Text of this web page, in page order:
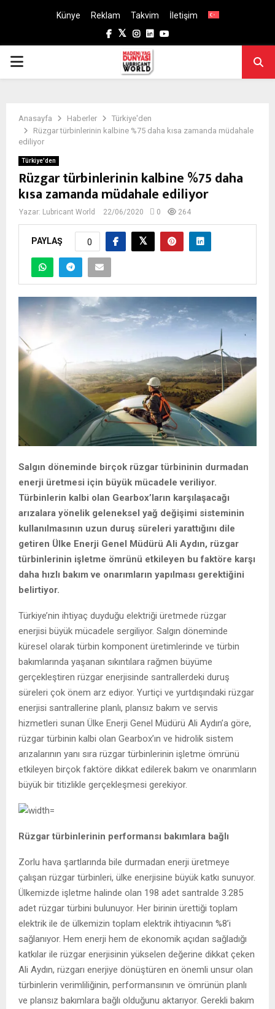
Künye Reklam Takvim
İletişim
Facebook
TwitterInstagram
LinkedinYoutube
PRIMARY
Anasayfa Haberler
Türkiye'den
Rüzgar türbinlerinin kalbine %75 daha kısa zamanda müdahale
ediliyor
Türkiye'den
Rüzgar türbinlerinin kalbine %75 daha
kısa zamanda müdahale ediliyor
Yazar: Lubricant World 22/06/2020 0 264
PAYLAŞ 0
Salgın döneminde birçok rüzgar türbininin durmadan
enerji üretmesi için büyük mücadele veriliyor.
Türbinlerin kalbi olan Gearbox’ların karşılaşacağı
arızalara yönelik geleneksel yağ değişimi sisteminin
kullanılmasının uzun duruş süreleri yarattığını dile
getiren Ülke Enerji Genel Müdürü Ali Aydın, rüzgar
türbinlerinin işletme ömrünü etkileyen bu faktöre karşı
daha hızlı bakım ve onarımların yapılması gerektiğini
belirtiyor.
Türkiye’nin ihtiyaç duyduğu elektriği üretmede rüzgar
enerjisi büyük mücadele sergiliyor. Salgın döneminde
küresel olarak türbin komponent üretimlerinde ve türbin
bakımlarında yaşanan sıkıntılara rağmen büyüme
gerçekleştiren rüzgar enerjisinde santrallerdeki duruş
süreleri çok önem arz ediyor. Yurtiçi ve yurtdışındaki rüzgar
enerjisi santrallerine planlı, plansız bakım ve servis
hizmetleri sunan Ülke Enerji Genel Müdürü Ali Aydın’a göre,
rüzgar türbinin kalbi olan Gearbox’ın ve hidrolik sistem
arızalarının yanı sıra rüzgar türbinlerinin işletme ömrünü
etkileyen birçok faktöre dikkat edilerek bakım ve onarımların
büyük bir titizlikle gerçekleşmesi gerekiyor.
Rüzgar türbinlerinin performansı bakımlara bağlı
Zorlu hava şartlarında bile durmadan enerji üretmeye
çalışan rüzgar türbinleri, ülke enerjisine büyük katkı sunuyor.
Ülkemizde işletme halinde olan 198 adet santralde 3.285
adet rüzgar türbini bulunuyor. Her birinin ürettiği toplam
elektrik ile de ülkemizin toplam elektrik ihtiyacının %8’i
sağlanıyor. Hem enerji hem de ekonomik açıdan sağladığı
katkılar ile rüzgar enerjisinin yükselen değerine dikkat çeken
Ali Aydın, rüzgarı enerjiye dönüştüren en önemli unsur olan
türbinlerin verimliliğinin, performansının ve ömrünün planlı
ve plansız bakımlara bağlı olduğunu aktarıyor. Gerekli bakım